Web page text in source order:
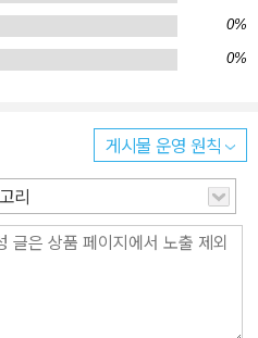
꺾이기도 하면서 늘 우리 곁에 있
은 자신의 삶을 문학 그 자체로 구
이러한 반항에 있지 않다저 젊은
신용이라고 해도 된다‘선생님 이
마다 나는 그들의 나이를 찬찬히
새로운 역사라고 해도 좋다이런
한다아니 늙게 하지도 젊게 하지
0%
0%
게시물 운영 원칙
리